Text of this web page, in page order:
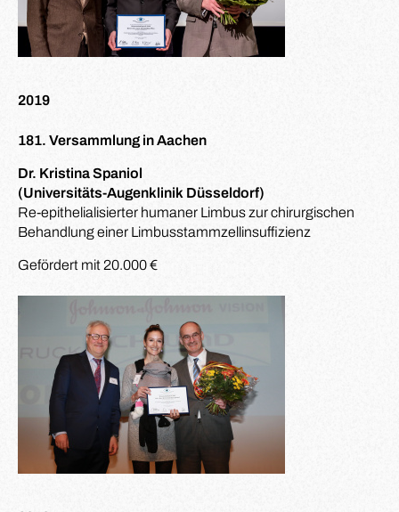
2019
181. Versammlung in Aachen
Dr. Kristina Spaniol
(Universitäts-Augenklinik Düsseldorf)
Re-epithelialisierter humaner Limbus zur chirurgischen
Behandlung einer Limbusstammzellinsuffizienz
Gefördert mit 20.000 €